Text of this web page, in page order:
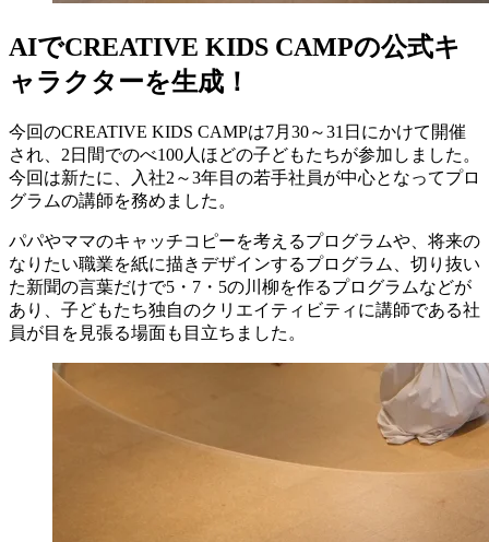
AIでCREATIVE KIDS CAMPの公式キ
ャラクターを生成！
今回のCREATIVE KIDS CAMPは7月30～31日にかけて開催
され、2日間でのべ100人ほどの子どもたちが参加しました。
今回は新たに、入社2～3年目の若手社員が中心となってプロ
グラムの講師を務めました。
パパやママのキャッチコピーを考えるプログラムや、将来の
なりたい職業を紙に描きデザインするプログラム、切り抜い
た新聞の言葉だけで5・7・5の川柳を作るプログラムなどが
あり、子どもたち独自のクリエイティビティに講師である社
員が目を見張る場面も目立ちました。